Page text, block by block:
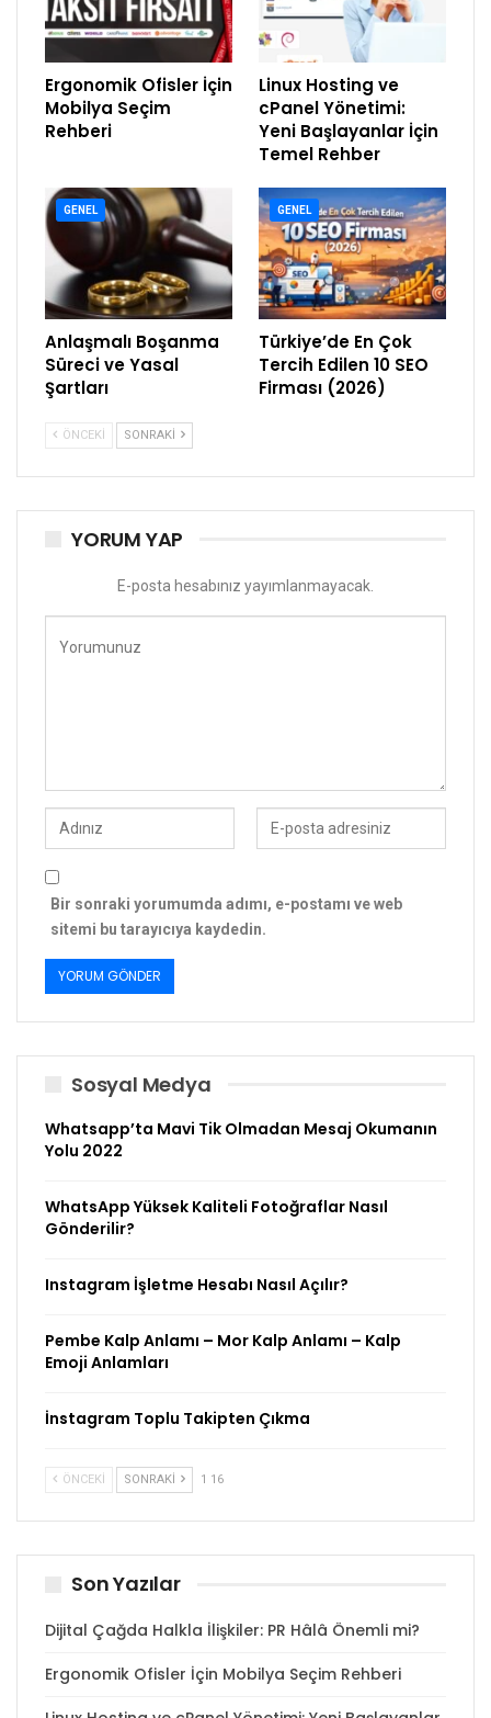
Ergonomik Ofisler İçin
Mobilya Seçim
Rehberi
Linux Hosting ve
cPanel Yönetimi:
Yeni Başlayanlar İçin
Temel Rehber
GENEL
Anlaşmalı Boşanma
Süreci ve Yasal
Şartları
GENEL
Türkiye’de En Çok
Tercih Edilen 10 SEO
Firması (2026)
ÖNCEKI SONRAKI
YORUM YAP
E-posta hesabınız yayımlanmayacak.
Bir sonraki yorumumda adımı, e-postamı ve web
sitemi bu tarayıcıya kaydedin.
Sosyal Medya
Whatsapp’ta Mavi Tik Olmadan Mesaj Okumanın
Yolu 2022
WhatsApp Yüksek Kaliteli Fotoğraflar Nasıl
Gönderilir?
Instagram İşletme Hesabı Nasıl Açılır?
Pembe Kalp Anlamı – Mor Kalp Anlamı – Kalp
Emoji Anlamları
İnstagram Toplu Takipten Çıkma
ÖNCEKI SONRAKI 1 16
Son Yazılar
Dijital Çağda Halkla İlişkiler: PR Hâlâ Önemli mi?
Ergonomik Ofisler İçin Mobilya Seçim Rehberi